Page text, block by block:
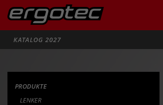
KATALOG 2027
PRODUKTE
LENKER